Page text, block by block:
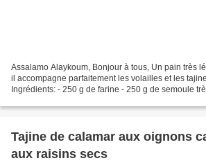
Assalamo Alaykoum, Bonjour à tous, Un pain très
il accompagne parfaitement les volailles et les
Ingrédients: - 250 g de farine - 250 g de semoule
Tajine de calamar aux oignons
aux raisins secs